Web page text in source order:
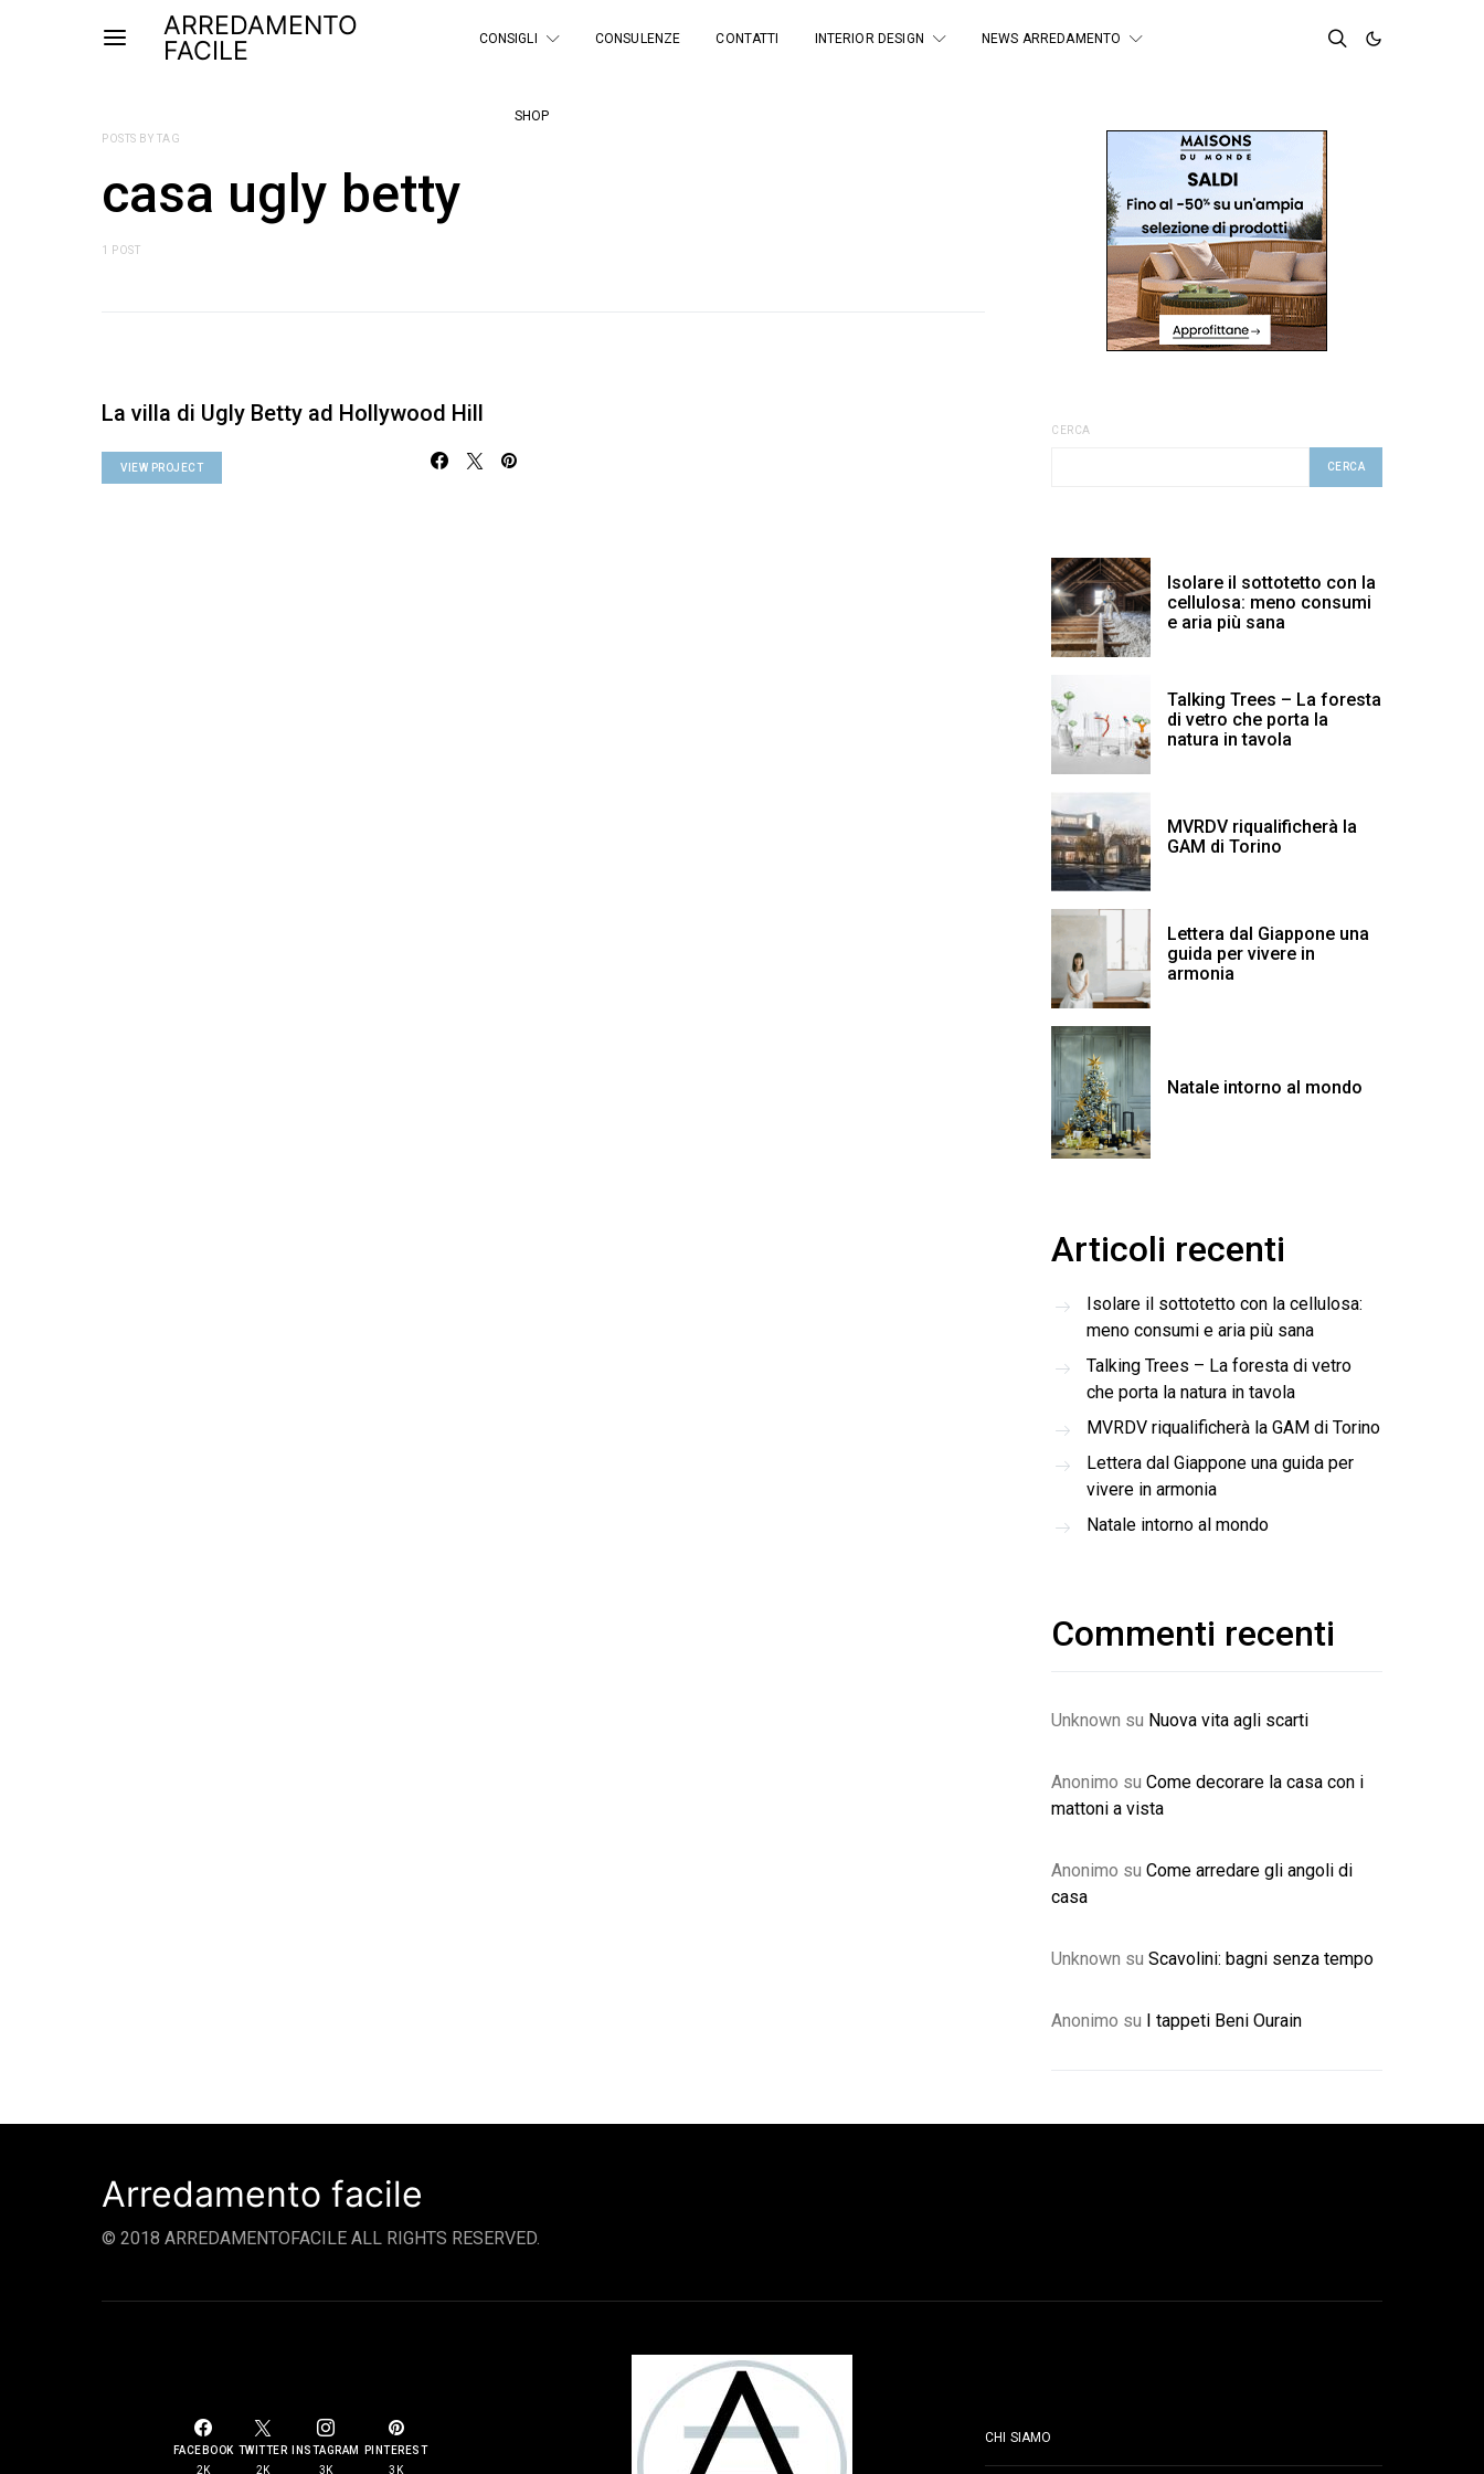
ARREDAMENTO
FACILE
CONSIGLI CONSULENZE CONTATTI INTERIOR DESIGN NEWS ARREDAMENTO
SHOP
POSTS BY TAG
casa ugly betty
1 POST
La villa di Ugly Betty ad Hollywood Hill
VIEW PROJECT
CERCA
CERCA
Isolare il sottotetto con la
cellulosa: meno consumi
e aria più sana
Talking Trees – La foresta
di vetro che porta la
natura in tavola
MVRDV riqualificherà la
GAM di Torino
Lettera dal Giappone una
guida per vivere in
armonia
Natale intorno al mondo
Articoli recenti
Isolare il sottotetto con la cellulosa:
meno consumi e aria più sana
Talking Trees – La foresta di vetro
che porta la natura in tavola
MVRDV riqualificherà la GAM di Torino
Lettera dal Giappone una guida per
vivere in armonia
Natale intorno al mondo
Commenti recenti
Unknown su Nuova vita agli scarti
Anonimo su Come decorare la casa con i
mattoni a vista
Anonimo su Come arredare gli angoli di
casa
Unknown su Scavolini: bagni senza tempo
Anonimo su I tappeti Beni Ourain
Arredamento facile
© 2018 ARREDAMENTOFACILE ALL RIGHTS RESERVED.
FACEBOOK
2K
TWITTER
2K
INSTAGRAM
3K
PINTEREST
3K
CHI SIAMO